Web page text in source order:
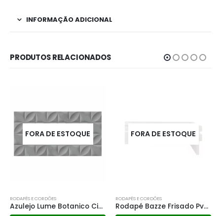
INFORMAÇÃO ADICIONAL
PRODUTOS RELACIONADOS
Azulejo Lume Botanico Cimento Relevo 45×90 Ret.
FORA DE ESTOQUE
RODAPÉS E CORDÕES
Rodapé Bazze Frisado Pvc 7cmx15mm – Branco
FORA DE ESTOQUE
RODAPÉS E CORDÕES